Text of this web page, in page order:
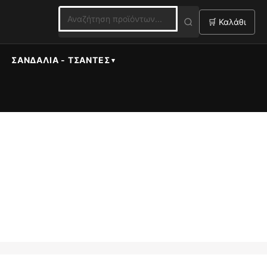
🛒 Καλάθι
ΣΑΝΔΆΛΙΑ - ΤΣΆΝΤΕΣ